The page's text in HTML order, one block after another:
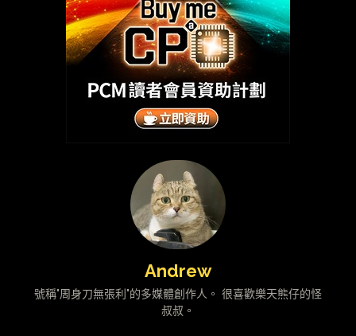
Andrew
號稱"周身刀無張利"的多媒體創作人。 很喜歡樂天熊仔的怪
叔叔。